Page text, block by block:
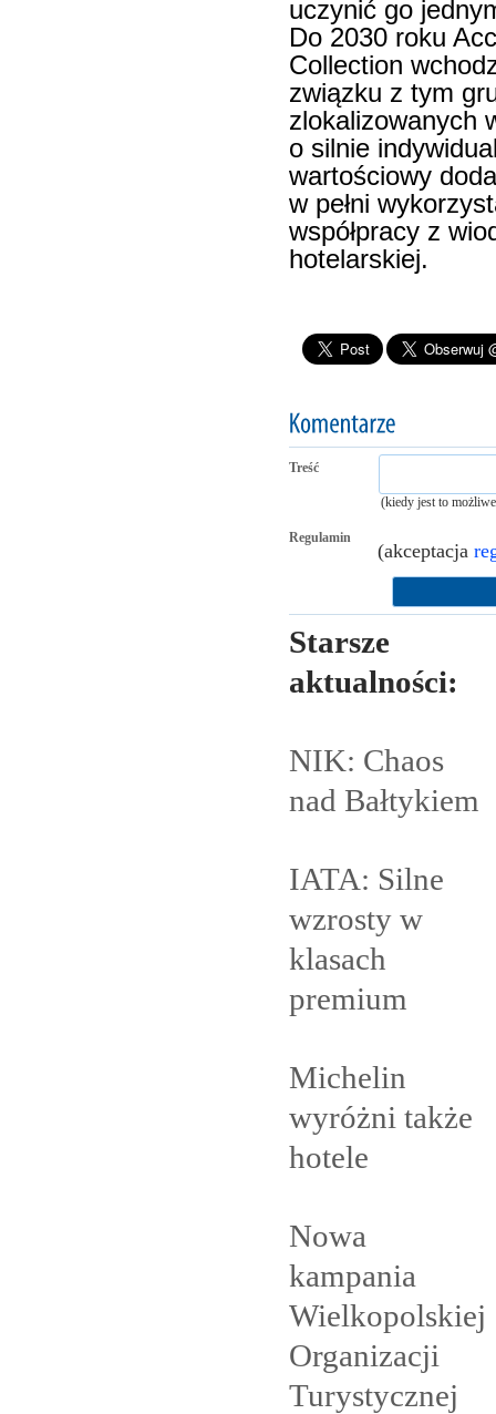
uczynić go
Do 2030 roku
Collection
związku z tym
zlokalizowanych
o silnie
wartościowy
w pełni
współpracy z
hotelarskiej.
Treść
(kiedy jest to
Regulamin
(akceptacja
Starsze
aktualności:
NIK: Chaos
nad Bałtykiem
IATA: Silne
wzrosty w
klasach
premium
Michelin
wyróżni także
hotele
Nowa
kampania
Wielkopolskiej
Organizacji
Turystycznej